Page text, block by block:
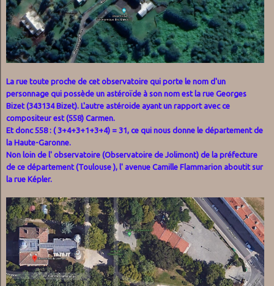
La rue toute proche de cet observatoire qui porte le nom d'un
personnage qui possède un astéroïde à son nom est la rue Georges
Bizet (343134 Bizet). L'autre astéroide ayant un rapport avec ce
compositeur est (558) Carmen.
Et donc 558 : ( 3+4+3+1+3+4) = 31, ce qui nous donne le département de
la Haute-Garonne.
Non loin de l' observatoire (Observatoire de Jolimont) de la préfecture
de ce département (Toulouse ), l' avenue Camille Flammarion aboutit sur
la rue Képler.